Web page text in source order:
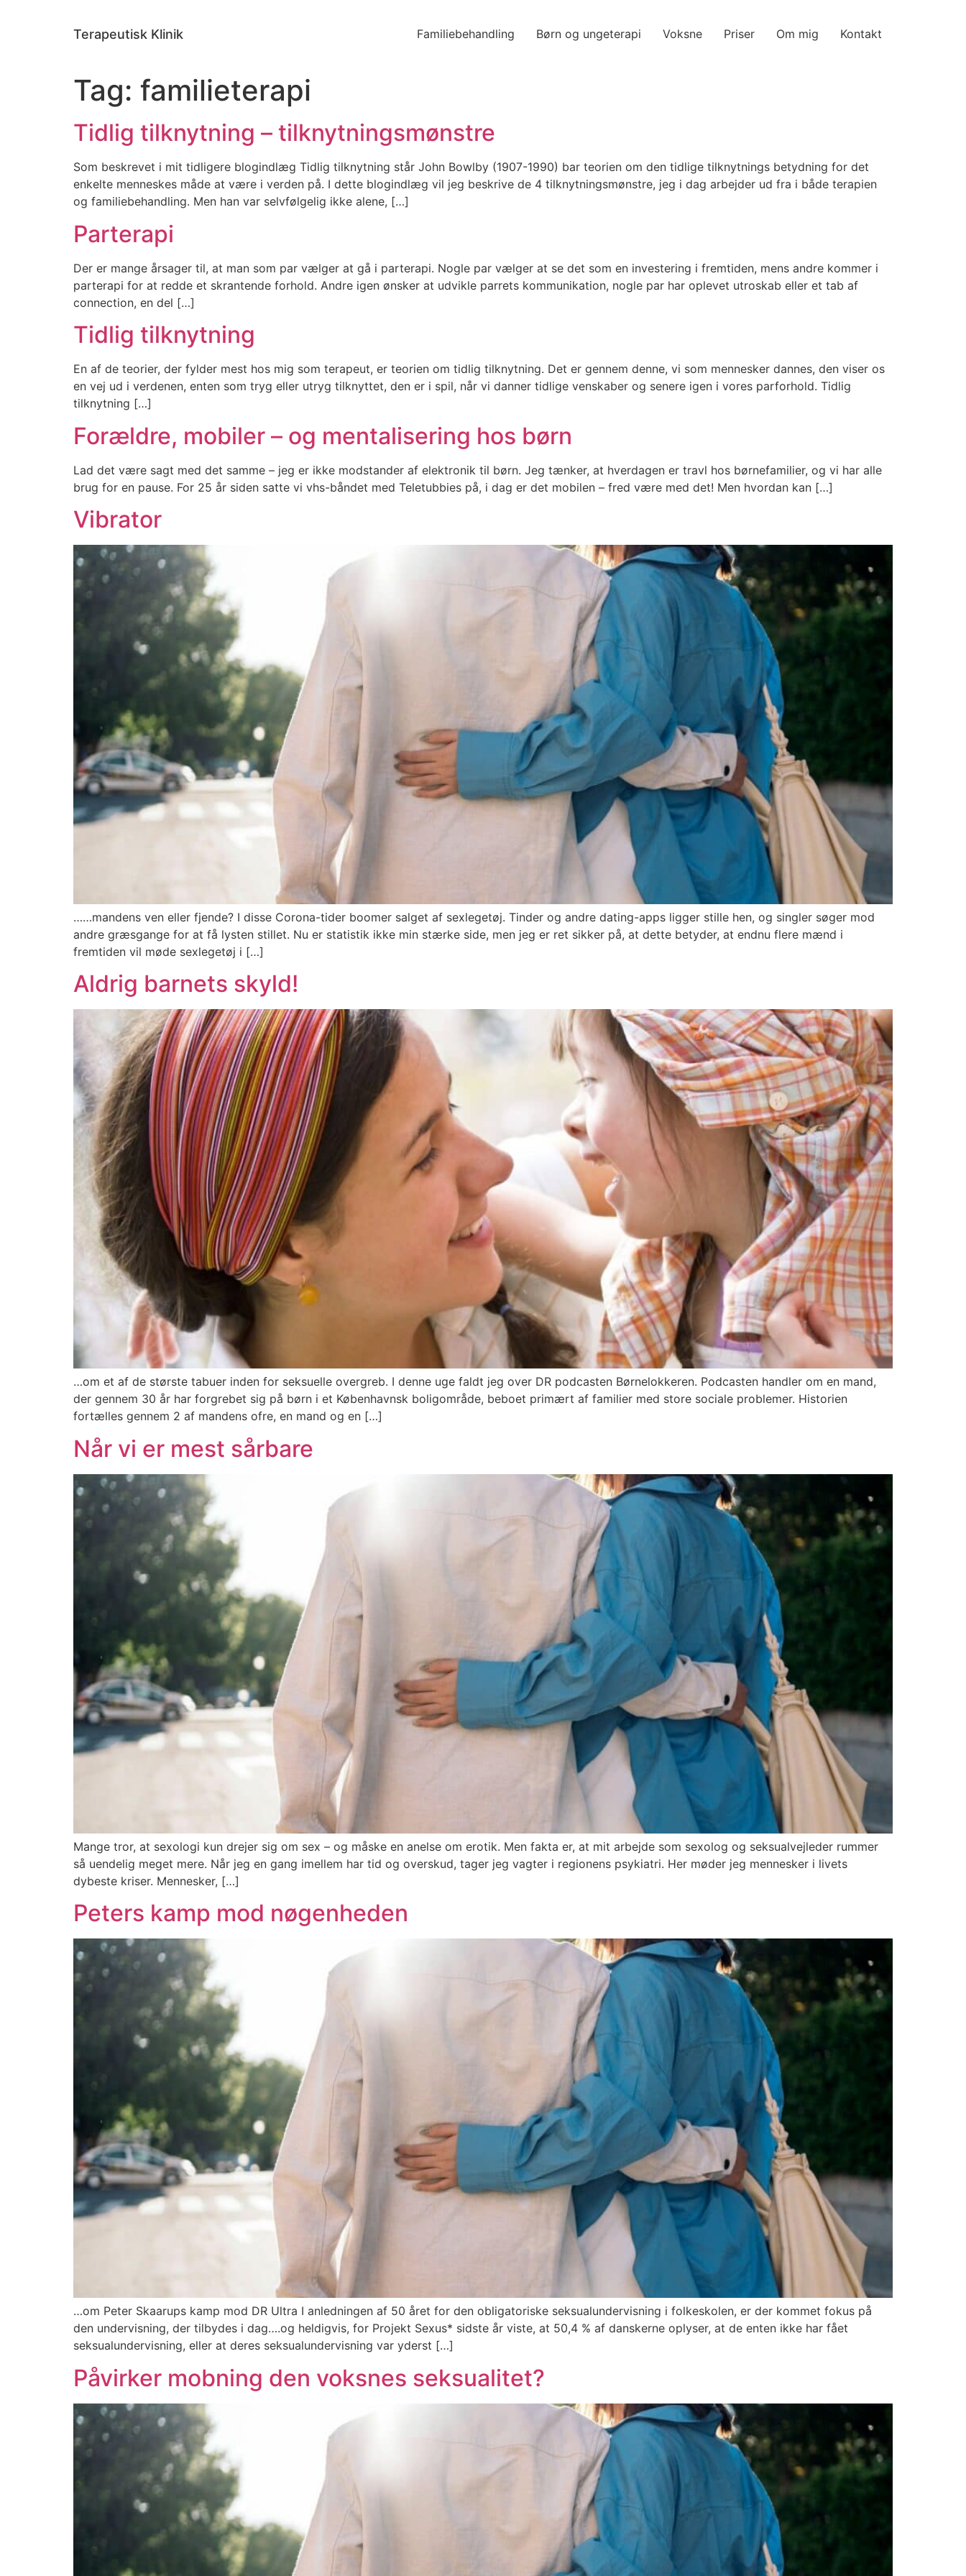
Terapeutisk Klinik Familiebehandling Børn og ungeterapi Voksne Priser Om mig Kontakt
Tag: familieterapi
Tidlig tilknytning – tilknytningsmønstre
Som beskrevet i mit tidligere blogindlæg Tidlig tilknytning står John Bowlby (1907-1990) bar teorien om den tidlige tilknytnings betydning for det
enkelte menneskes måde at være i verden på. I dette blogindlæg vil jeg beskrive de 4 tilknytningsmønstre, jeg i dag arbejder ud fra i både terapien
og familiebehandling. Men han var selvfølgelig ikke alene, […]
Parterapi
Der er mange årsager til, at man som par vælger at gå i parterapi. Nogle par vælger at se det som en investering i fremtiden, mens andre kommer i
parterapi for at redde et skrantende forhold. Andre igen ønsker at udvikle parrets kommunikation, nogle par har oplevet utroskab eller et tab af
connection, en del […]
Tidlig tilknytning
En af de teorier, der fylder mest hos mig som terapeut, er teorien om tidlig tilknytning. Det er gennem denne, vi som mennesker dannes, den viser os
en vej ud i verdenen, enten som tryg eller utryg tilknyttet, den er i spil, når vi danner tidlige venskaber og senere igen i vores parforhold. Tidlig
tilknytning […]
Forældre, mobiler – og mentalisering hos børn
Lad det være sagt med det samme – jeg er ikke modstander af elektronik til børn. Jeg tænker, at hverdagen er travl hos børnefamilier, og vi har alle
brug for en pause. For 25 år siden satte vi vhs-båndet med Teletubbies på, i dag er det mobilen – fred være med det! Men hvordan kan […]
Vibrator
……mandens ven eller fjende? I disse Corona-tider boomer salget af sexlegetøj. Tinder og andre dating-apps ligger stille hen, og singler søger mod
andre græsgange for at få lysten stillet. Nu er statistik ikke min stærke side, men jeg er ret sikker på, at dette betyder, at endnu flere mænd i
fremtiden vil møde sexlegetøj i […]
Aldrig barnets skyld!
…om et af de største tabuer inden for seksuelle overgreb. I denne uge faldt jeg over DR podcasten Børnelokkeren. Podcasten handler om en mand,
der gennem 30 år har forgrebet sig på børn i et Københavnsk boligområde, beboet primært af familier med store sociale problemer. Historien
fortælles gennem 2 af mandens ofre, en mand og en […]
Når vi er mest sårbare
Mange tror, at sexologi kun drejer sig om sex – og måske en anelse om erotik. Men fakta er, at mit arbejde som sexolog og seksualvejleder rummer
så uendelig meget mere. Når jeg en gang imellem har tid og overskud, tager jeg vagter i regionens psykiatri. Her møder jeg mennesker i livets
dybeste kriser. Mennesker, […]
Peters kamp mod nøgenheden
…om Peter Skaarups kamp mod DR Ultra I anledningen af 50 året for den obligatoriske seksualundervisning i folkeskolen, er der kommet fokus på
den undervisning, der tilbydes i dag….og heldigvis, for Projekt Sexus* sidste år viste, at 50,4 % af danskerne oplyser, at de enten ikke har fået
seksualundervisning, eller at deres seksualundervisning var yderst […]
Påvirker mobning den voksnes seksualitet?